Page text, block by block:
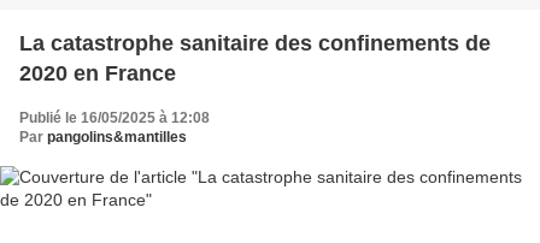
La catastrophe sanitaire des confinements de
2020 en France
Publié le 16/05/2025 à 12:08
Par pangolins&mantilles